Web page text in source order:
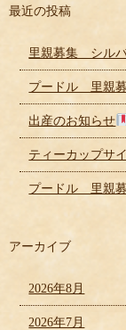
最近の投稿
里親募集 シル
プードル 里親
出産のお知らせ
ティーカップ
プードル 里親
アーカイブ
2026年8月
2026年7月